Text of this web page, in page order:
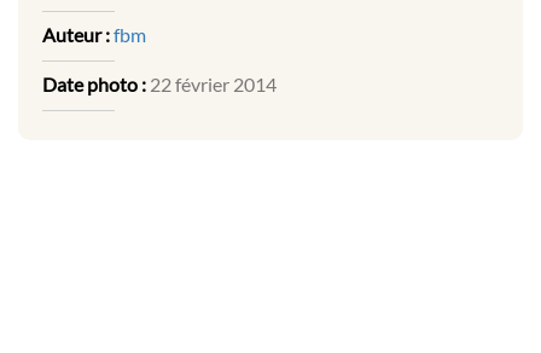
Auteur :fbm
Date photo : 22 février 2014